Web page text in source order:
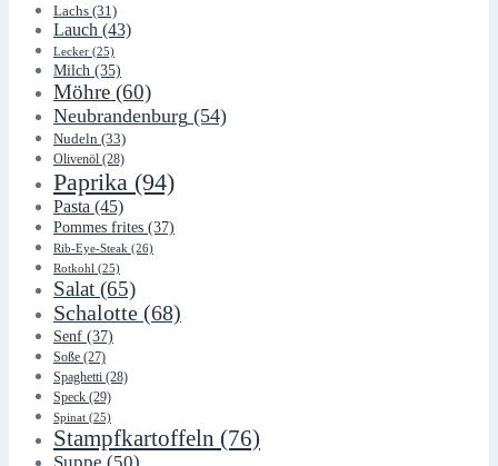
Lachs (31)
Lauch (43)
Lecker (25)
Milch (35)
Möhre (60)
Neubrandenburg (54)
Nudeln (33)
Olivenöl (28)
Paprika (94)
Pasta (45)
Pommes frites (37)
Rib-Eye-Steak (26)
Rotkohl (25)
Salat (65)
Schalotte (68)
Senf (37)
Soße (27)
Spaghetti (28)
Speck (29)
Spinat (25)
Stampfkartoffeln (76)